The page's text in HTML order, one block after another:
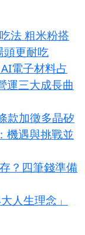
法 粗米粉搭
頭更耐吃
電子材料占
運三大成長曲
款加徵多晶矽
機遇與挑戰並
？四筆錢準備
人生理念」